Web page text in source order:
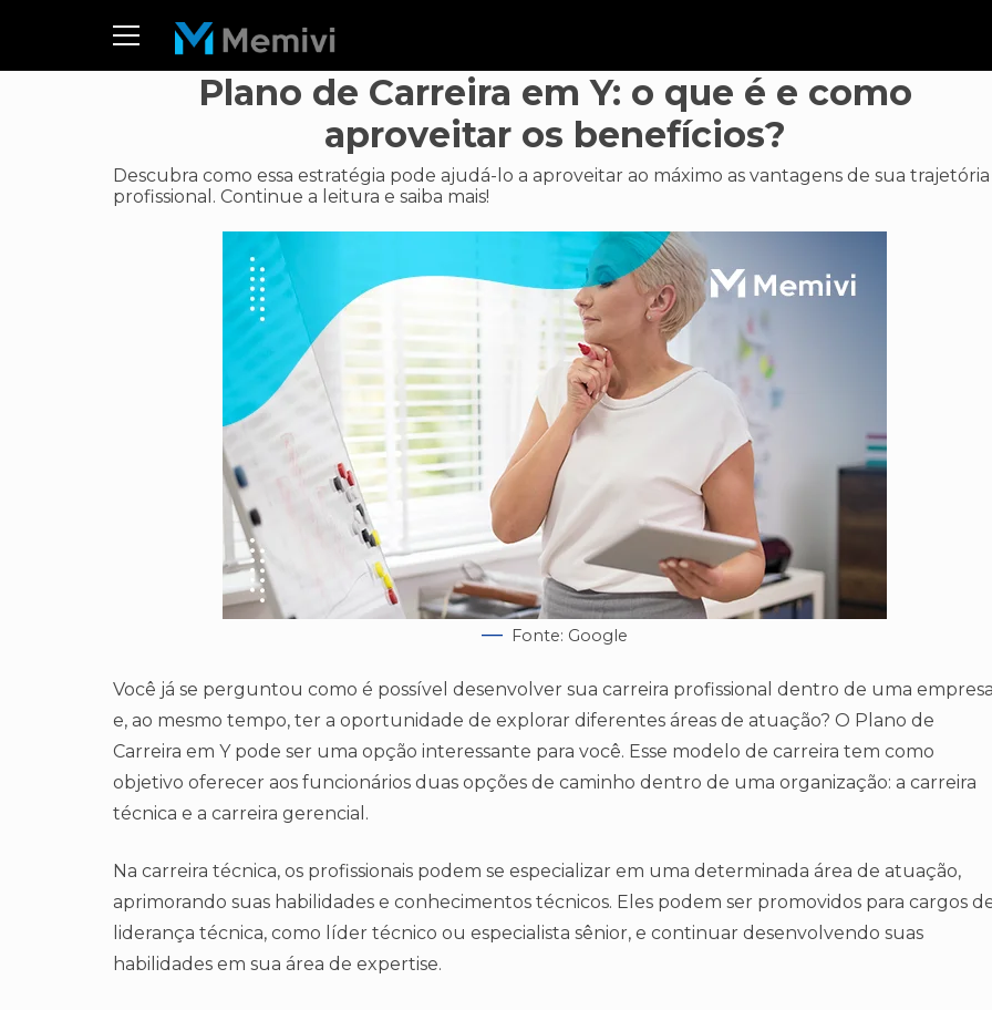
Plano de Carreira em Y: o que é e como
aproveitar os benefícios?
Descubra como essa estratégia pode ajudá-lo a aproveitar ao máximo as vantagens de sua trajetória
profissional. Continue a leitura e saiba mais!
Fonte: Google
Você já se perguntou como é possível desenvolver sua carreira profissional dentro de uma
e, ao mesmo tempo, ter a oportunidade de explorar diferentes áreas de atuação? O Plano de
Carreira em Y pode ser uma opção interessante para você. Esse modelo de carreira tem como
objetivo oferecer aos funcionários duas opções de caminho dentro de uma organização: a carreira
técnica e a carreira gerencial.
Na carreira técnica, os profissionais podem se especializar em uma determinada área de atuação,
aprimorando suas habilidades e conhecimentos técnicos. Eles podem ser promovidos para cargos
liderança técnica, como líder técnico ou especialista sênior, e continuar desenvolvendo suas
habilidades em sua área de expertise.